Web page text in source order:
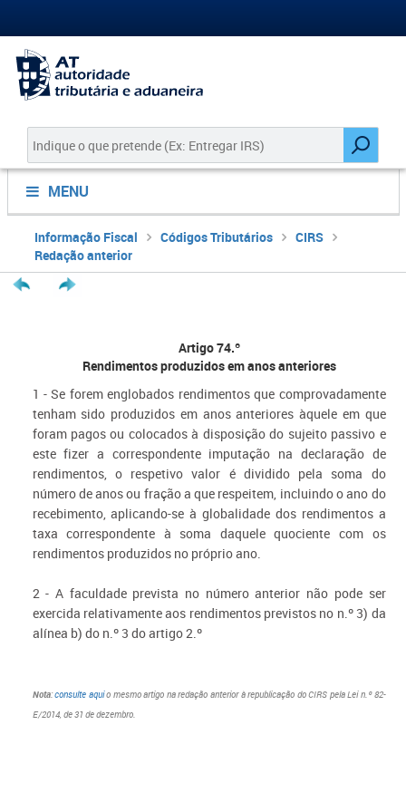
MENU
Informação Fiscal Códigos Tributários
CIRS
Redação anterior
Artigo 74.º
Rendimentos produzidos em anos anteriores
1 - Se forem englobados rendimentos que comprovadamente
tenham sido produzidos em anos anteriores àquele em que
foram pagos ou colocados à disposição do sujeito passivo e
este fizer a correspondente imputação na declaração de
rendimentos, o respetivo valor é dividido pela soma do
número de anos ou fração a que respeitem, incluindo o ano do
recebimento, aplicando-se à globalidade dos rendimentos a
taxa correspondente à soma daquele quociente com os
rendimentos produzidos no próprio ano.
2 - A faculdade prevista no número anterior não pode ser
exercida relativamente aos rendimentos previstos no n.º 3) da
alínea b) do n.º 3 do artigo 2.º
Nota:consulte aquio mesmo artigo na redação anterior à republicação do CIRS pela Lei n.º 82-
E/2014, de 31 de dezembro.